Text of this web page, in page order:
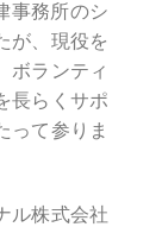
事務所のシ
が、現役を
ボランティ
長らくサポ
って参りま
ル株式会社